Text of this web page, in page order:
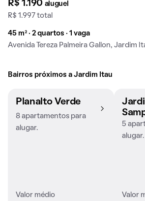
R$ 1.190 aluguel
R$ 1.997 total
45 m² · 2 quartos · 1 vaga
Avenida Tereza Palmeira Gallon, Jardim
Bairros próximos a Jardim Itau
Planalto Verde
8 apartamentos para
alugar.
Valor médio
5
alugar.
Valor